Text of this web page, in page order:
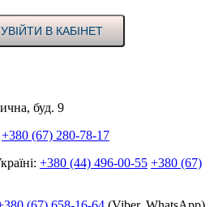
В КАБІНЕТ
буд. 9
+380 (67) 280-78-17
+380 (44) 496-00-55 +380 (67)